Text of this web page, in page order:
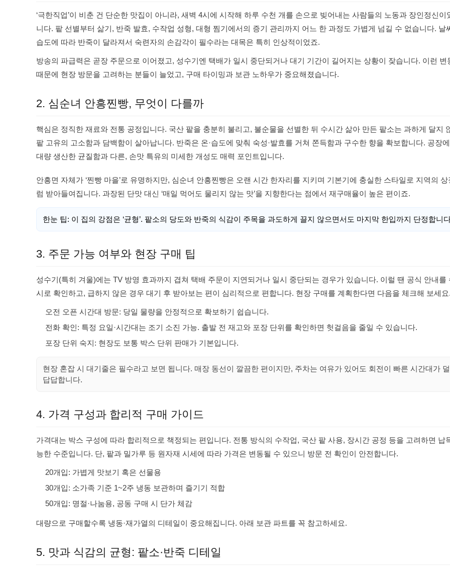
‘극한직업’이 비춘 건 단순한 맛집이 아니라, 새벽 4시에 시작해 하루 수천 개를 손으로 빚어내는 사람들의 노동과 장인정신이
니다. 팥 선별부터 삶기, 반죽 발효, 수작업 성형, 대형 찜기에서의 증기 관리까지 어느 한 과정도 가볍게 넘길 수 없습니다. 날
습도에 따라 반죽이 달라져서 숙련자의 손감각이 필수라는 대목은 특히 인상적이었죠.
방송의 파급력은 곧장 주문으로 이어졌고, 성수기엔 택배가 일시 중단되거나 대기 기간이 길어지는 상황이 잦습니다. 이런 변
때문에 현장 방문을 고려하는 분들이 늘었고, 구매 타이밍과 보관 노하우가 중요해졌습니다.
2. 심순녀 안흥찐빵, 무엇이 다를까
핵심은 정직한 재료와 전통 공정입니다. 국산 팥을 충분히 불리고, 불순물을 선별한 뒤 수시간 삶아 만든 팥소는 과하게 달지
팥 고유의 고소함과 담백함이 살아납니다. 반죽은 온·습도에 맞춰 숙성·발효를 거쳐 쫀득함과 구수한 향을 확보합니다. 공장
대량 생산한 균질함과 다른, 손맛 특유의 미세한 개성도 매력 포인트입니다.
안흥면 자체가 ‘찐빵 마을’로 유명하지만, 심순녀 안흥찐빵은 오랜 시간 한자리를 지키며 기본기에 충실한 스타일로 지역의 상
럼 받아들여집니다. 과장된 단맛 대신 ‘매일 먹어도 물리지 않는 맛’을 지향한다는 점에서 재구매율이 높은 편이죠.
한눈 팁: 이 집의 강점은 ‘균형’. 팥소의 당도와 반죽의 식감이 주목을 과도하게 끌지 않으면서도 마지막 한입까지 단정합니
3. 주문 가능 여부와 현장 구매 팁
성수기(특히 겨울)에는 TV 방영 효과까지 겹쳐 택배 주문이 지연되거나 일시 중단되는 경우가 있습니다. 이럴 땐 공식 안내를
시로 확인하고, 급하지 않은 경우 대기 후 받아보는 편이 심리적으로 편합니다. 현장 구매를 계획한다면 다음을 체크해 보세
오전 오픈 시간대 방문: 당일 물량을 안정적으로 확보하기 쉽습니다.
전화 확인: 특정 요일·시간대는 조기 소진 가능. 출발 전 재고와 포장 단위를 확인하면 헛걸음을 줄일 수 있습니다.
포장 단위 숙지: 현장도 보통 박스 단위 판매가 기본입니다.
현장 혼잡 시 대기줄은 필수라고 보면 됩니다. 매장 동선이 깔끔한 편이지만, 주차는 여유가 있어도 회전이 빠른 시간대가 덜
답답합니다.
4. 가격 구성과 합리적 구매 가이드
가격대는 박스 구성에 따라 합리적으로 책정되는 편입니다. 전통 방식의 수작업, 국산 팥 사용, 장시간 공정 등을 고려하면 납
능한 수준입니다. 단, 팥과 밀가루 등 원자재 시세에 따라 가격은 변동될 수 있으니 방문 전 확인이 안전합니다.
20개입: 가볍게 맛보기 혹은 선물용
30개입: 소가족 기준 1~2주 냉동 보관하며 즐기기 적합
50개입: 명절·나눔용, 공동 구매 시 단가 체감
대량으로 구매할수록 냉동·재가열의 디테일이 중요해집니다. 아래 보관 파트를 꼭 참고하세요.
5. 맛과 식감의 균형: 팥소·반죽 디테일